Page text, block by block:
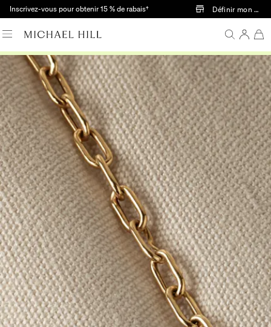
Passer au contenu principal
Inscrivez-vous pour obtenir 15 % de rabais† Définir mon